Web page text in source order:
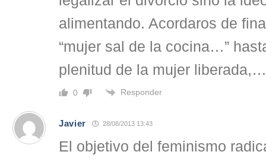
alimentando. Acordaros de
“mujer sal de la cocina…”
plenitud de la mujer liberada,
0 Responder
Javier 28/08/2013 13:43
El objetivo del feminismo